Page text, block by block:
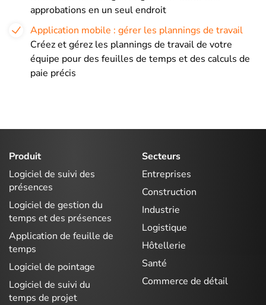
approbations en un seul endroit
Application mobile : gérer les plannings de travail
Créez et gérez les plannings de travail de votre
équipe pour des feuilles de temps et des calculs de
paie précis
Produit
Logiciel de suivi des
présences
Logiciel de gestion du
temps et des présences
Application de feuille de
temps
Logiciel de pointage
Logiciel de suivi du
temps de projet
Secteurs
Entreprises
Construction
Industrie
Logistique
Hôtellerie
Santé
Commerce de détail